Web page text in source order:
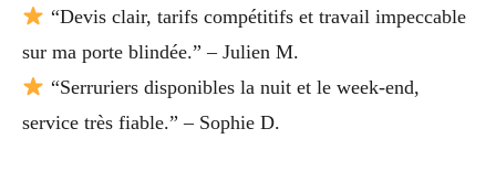
“Devis clair, tarifs compétitifs et travail impeccable
sur ma porte blindée.” – Julien M.
“Serruriers disponibles la nuit et le week-end,
service très fiable.” – Sophie D.